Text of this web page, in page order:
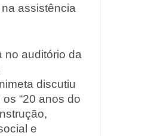
assistência
no auditório da
discutiu
“20 anos do
e